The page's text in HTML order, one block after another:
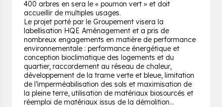
400 arbres en sera le « poumon vert » et doit
accueillir de multiples usages.
Le projet porté par le Groupement visera la
labellisation HQE Aménagement et a pris de
nombreux engagements en matière de performance
environnementale : performance énergétique et
conception bioclimatique des logements et du
quartier, raccordement au réseau de chaleur,
développement de la trame verte et bleue, limitation
de l’imperméabilisation des sols et maximisation de
la pleine terre, utilisation de matériaux biosourcés et
réemploi de matériaux issus de la démolition…